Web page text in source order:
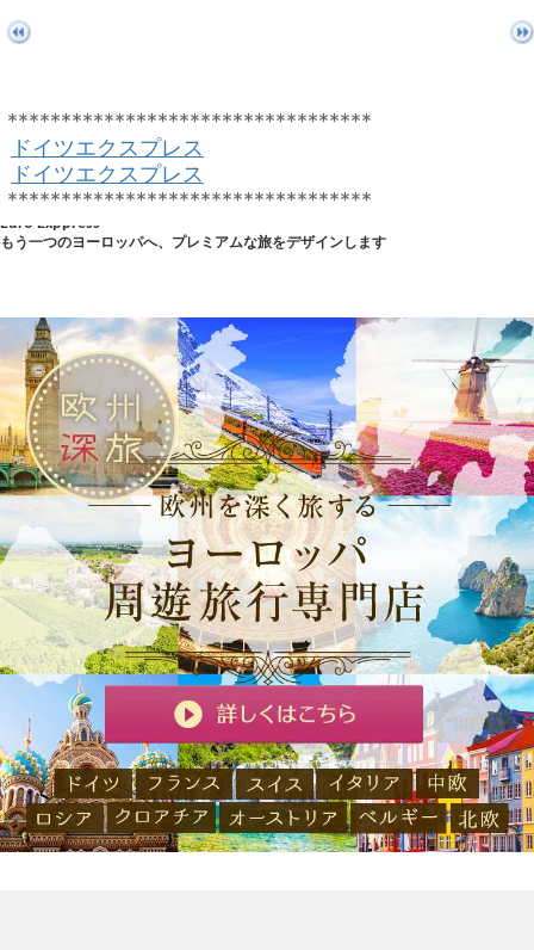
**********************************
ドイツエクスプレス
ドイツエクスプレス
**********************************
Euro Exppress
もう一つのヨーロッパへ、プレミアムな旅をデザインします